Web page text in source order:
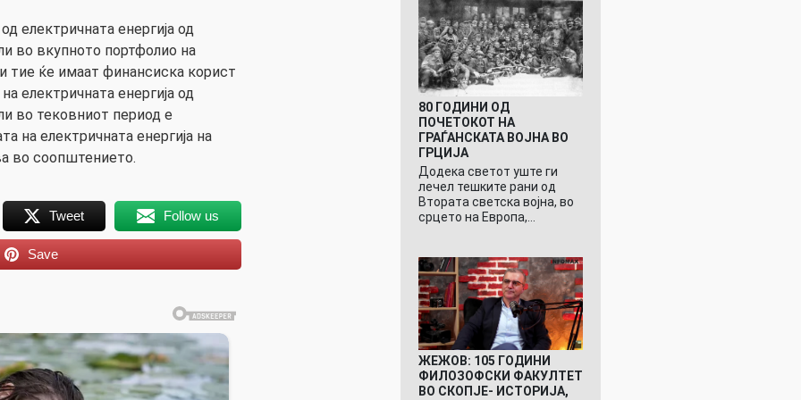
електричната енергија од
во вкупното портфолио на
тие ќе имаат финансиска корист
електричната енергија од
во тековниот период е
на електричната енергија на
во соопштението.
Tweet Follow us
Save
80 ГОДИНИ ОД
ПОЧЕТОКОТ НА
ГРАЃАНСКАТА ВОЈНА ВО
ГРЦИЈА
Додека светот уште ги
лечел тешките рани од
Втората светска војна, во
срцето на Европа,…
ЖЕЖОВ: 105 ГОДИНИ
ФИЛОЗОФСКИ ФАКУЛТЕТ
ВО СКОПЈЕ- ИСТОРИЈА,